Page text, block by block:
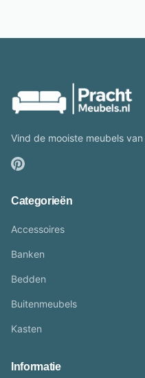
Vind de mooiste meubels
Categorieën
Accessoires
Banken
Bedden
Buitenmeubels
Kasten
Informatie